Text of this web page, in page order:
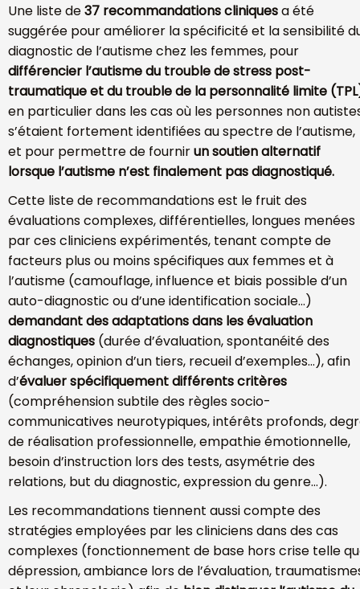
Une liste de37 recommandations cliniquesa été
suggérée pour améliorer la spécificité et la sensibilité
diagnostic de l’autisme chez les femmes, pour
différencier l’autisme du trouble de stress post-
traumatique et du trouble de la personnalité limite
en particulier dans les cas où les personnes non
s’étaient fortement identifiées au spectre de l’autisme,
et pour permettre de fournirun soutien alternatif
lorsque l’autisme n’est finalement pas diagnostiqué.
Cette liste de recommandations est le fruit des
évaluations complexes, différentielles, longues menées
par ces cliniciens expérimentés, tenant compte de
facteurs plus ou moins spécifiques aux femmes et à
l’autisme (camouflage, influence et biais possible d’un
auto-diagnostic ou d’une identification sociale…)
demandant des adaptations dans les évaluation
diagnostiques (durée d’évaluation, spontanéité des
échanges, opinion d’un tiers, recueil d’exemples…), afin
d’évaluer spécifiquement différents critères
(compréhension subtile des règles socio-
communicatives neurotypiques, intérêts profonds,
de réalisation professionnelle, empathie émotionnelle,
besoin d’instruction lors des tests, asymétrie des
relations, but du diagnostic, expression du genre…).
Les recommandations tiennent aussi compte des
stratégies employées par les cliniciens dans des cas
complexes (fonctionnement de base hors crise telle
dépression, ambiance lors de l’évaluation,